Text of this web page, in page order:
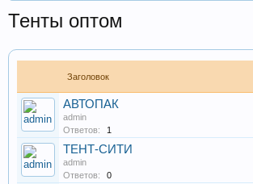
Тенты оптом
Заголовок
АВТОПАК
admin
Ответов:
1
ТЕНТ-СИТИ
admin
Ответов:
0